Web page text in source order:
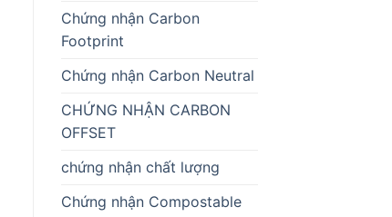
Chứng nhận Carbon
Footprint
Chứng nhận Carbon Neutral
CHỨNG NHẬN CARBON
OFFSET
chứng nhận chất lượng
Chứng nhận Compostable